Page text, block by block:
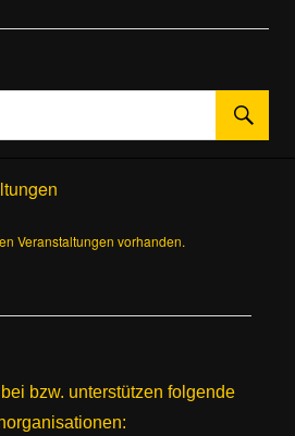
Veranstaltungen vorhanden.
bzw. unterstützen folgende